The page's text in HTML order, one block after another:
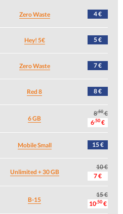
Zero Waste 4 €
Hey! 5€ 5 €
Zero Waste 7 €
Red 8 8 €
6 GB
8,50€
6,50€
Mobile Small 15 €
Unlimited + 30 GB
10 €
7 €
B-15
15 €
10,50€